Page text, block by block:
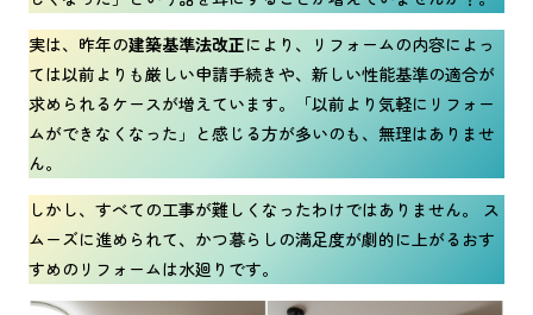
実は、昨年の建築基準法改正により、リフォームの内容によっ
ては以前よりも厳しい申請手続きや、新しい性能基準の適合が
求められるケースが増えています。「以前より気軽にリフォー
ムができなくなった」と感じる方が多いのも、無理はありませ
ん。
しかし、すべての工事が難しくなったわけではありません。 ス
ムーズに進められて、かつ暮らしの満足度が劇的に上がるおす
すめのリフォームは水廻りです。